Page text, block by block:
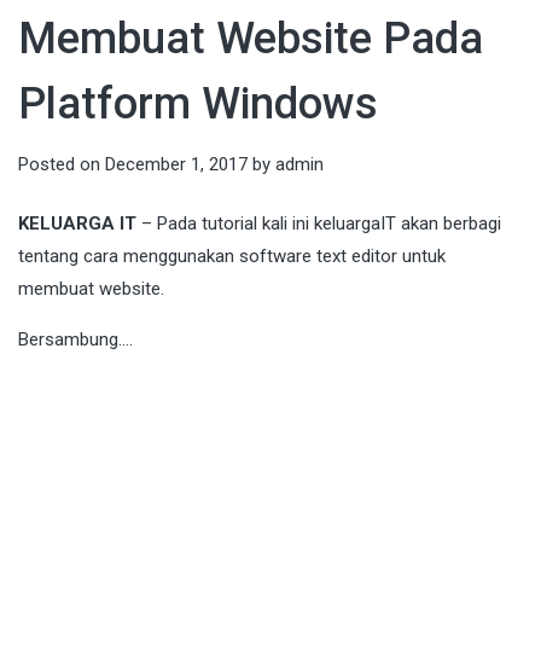
Membuat Website Pada
Platform Windows
Posted on December 1, 2017 by admin
KELUARGA IT – Pada tutorial kali ini keluargaIT akan berbagi
tentang cara menggunakan software text editor untuk
membuat website.
Bersambung….